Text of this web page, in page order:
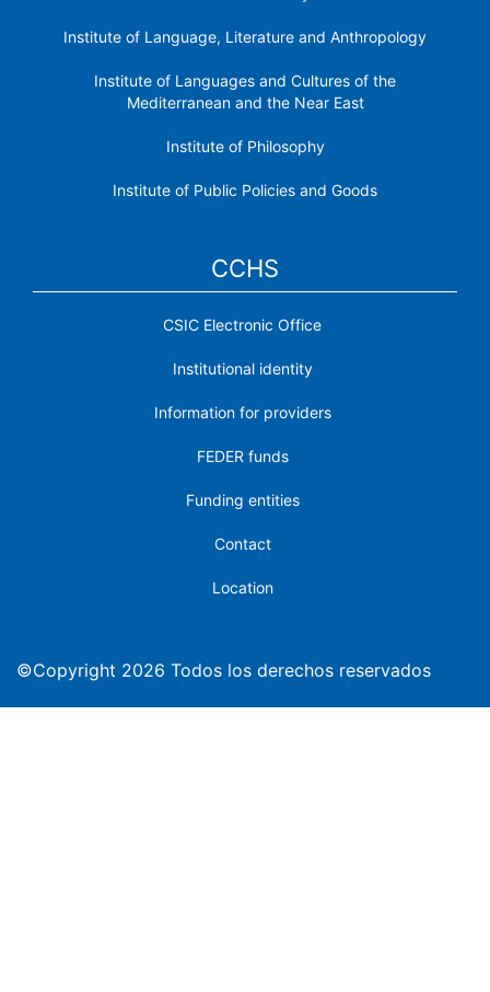
Institute of Language, Literature and Anthropology
Institute of Languages ​​and Cultures of the
Mediterranean and the Near East
Institute of Philosophy
Institute of Public Policies and Goods
CCHS
CSIC Electronic Office
Institutional identity
Information for providers
FEDER funds
Funding entities
Contact
Location
©Copyright 2026 Todos los derechos reservados